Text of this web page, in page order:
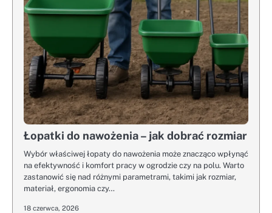
Łopatki do nawożenia – jak dobrać rozmiar
Wybór właściwej łopaty do nawożenia może znacząco wpłynąć
na efektywność i komfort pracy w ogrodzie czy na polu. Warto
zastanowić się nad różnymi parametrami, takimi jak rozmiar,
materiał, ergonomia czy…
18 czerwca, 2026